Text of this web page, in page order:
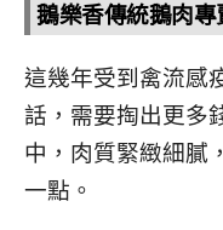
鵝樂香傳統鵝肉專
這幾年受到禽流感
話，需要掏出更多
中，肉質緊緻細膩
一點。